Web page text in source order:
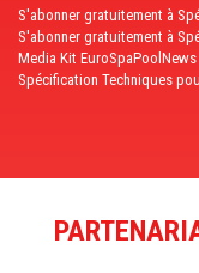
S'abonner gratuitement à
S'abonner gratuitement à
Media Kit EuroSpaPoolNews
Spécification Techniques